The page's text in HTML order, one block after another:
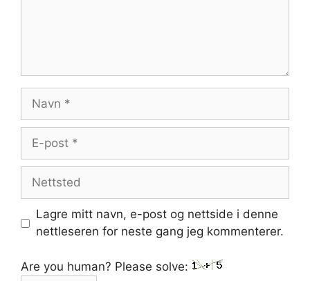
Navn
Nettsted
Lagre mitt navn, e-post og nettside i denne
nettleseren for neste gang jeg kommenterer.
Are you human? Please solve: